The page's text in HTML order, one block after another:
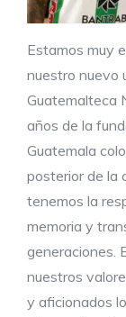
Estamos muy
nuestro nuevo
Guatemalteca
años de la
Guatemala
posterior de la
tenemos la
memoria y
generaciones.
nuestros
y aficionados